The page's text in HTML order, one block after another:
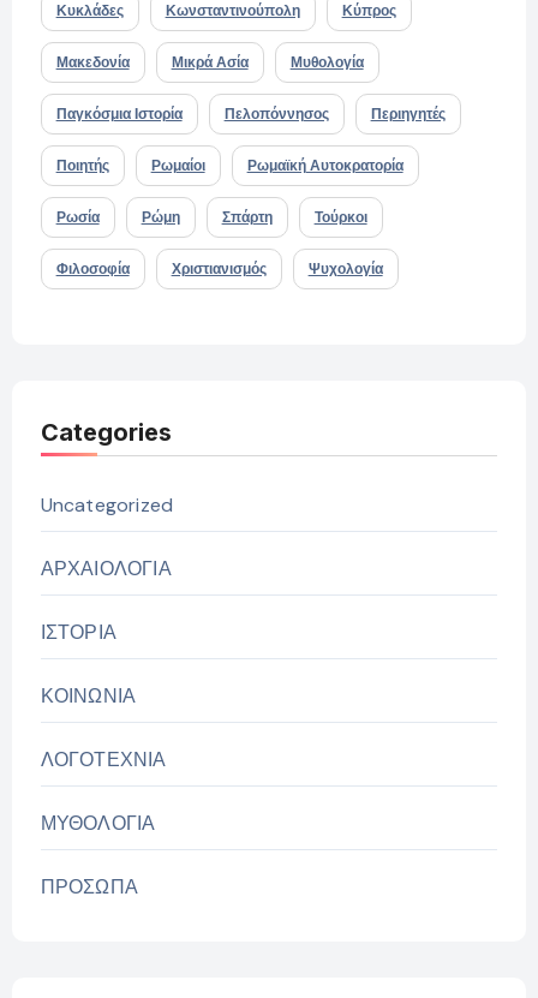
Κυκλάδες Κωνσταντινούπολη Κύπρος
Μακεδονία Μικρά Ασία Μυθολογία
Παγκόσμια Ιστορία Πελοπόννησος Περιηγητές
Ποιητής Ρωμαίοι Ρωμαϊκή Αυτοκρατορία
Ρωσία Ρώμη Σπάρτη Τούρκοι
Φιλοσοφία Χριστιανισμός Ψυχολογία
Categories
Uncategorized
ΑΡΧΑΙΟΛΟΓΙΑ
ΙΣΤΟΡΙΑ
ΚΟΙΝΩΝΙΑ
ΛΟΓΟΤΕΧΝΙΑ
ΜΥΘΟΛΟΓΙΑ
ΠΡΟΣΩΠΑ